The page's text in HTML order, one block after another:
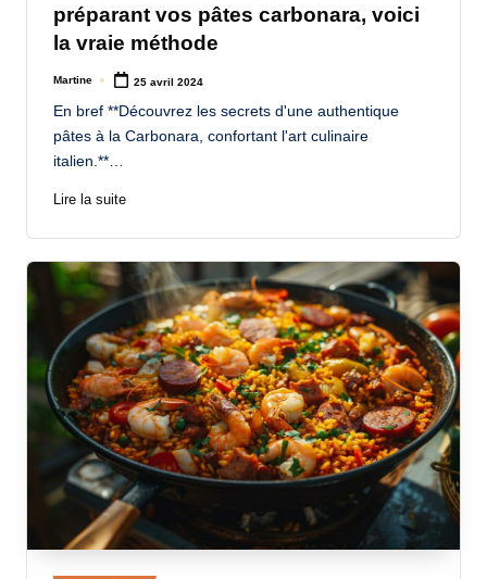
préparant vos pâtes carbonara, voici
la vraie méthode
Posted
Martine 25 avril 2024
En bref **Découvrez les secrets d'une authentique
pâtes à la Carbonara, confortant l'art culinaire
italien.**…
Lire la suite